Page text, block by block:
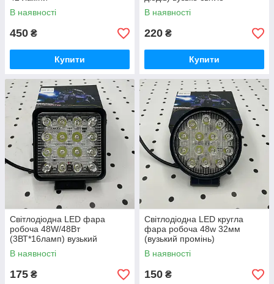
В наявності
450 ₴
Купити
В наявності
220 ₴
Купити
Світлодіодна LED фара
робоча 48W/48Вт
(3ВТ*16ламп) вузький
промінь (товщина корпусу
42м)
В наявності
175 ₴
Світлодіодна LED кругла
фара робоча 48w 32мм
(вузький промінь)
В наявності
150 ₴